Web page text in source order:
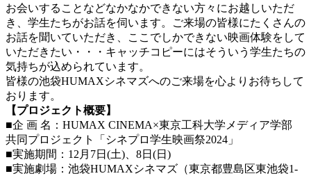
お会いすることなどなかなかできない方々にお越しいただ
き、学生たちがお話を伺います。ご来場の皆様にたくさんの
お話を聞いていただき、ここでしかできない映画体験をして
いただきたい・・・キャッチコピーにはそういう学生たちの
気持ちが込められています。
皆様の池袋HUMAXシネマズへのご来場を心よりお待ちして
おります。
【プロジェクト概要】
■企 画 名：HUMAX CINEMA×東京工科大学メディア学部
共同プロジェクト「シネプロ学生映画祭2024」
■実施期間：12月7日(土)、8日(日)
■実施劇場：池袋HUMAXシネマズ（東京都豊島区東池袋1-